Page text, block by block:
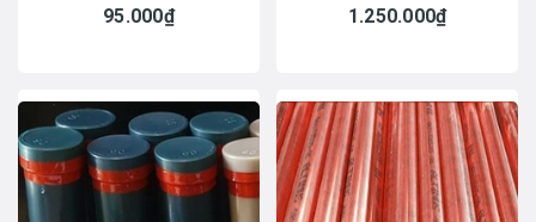
95.000₫ 1.250.000₫